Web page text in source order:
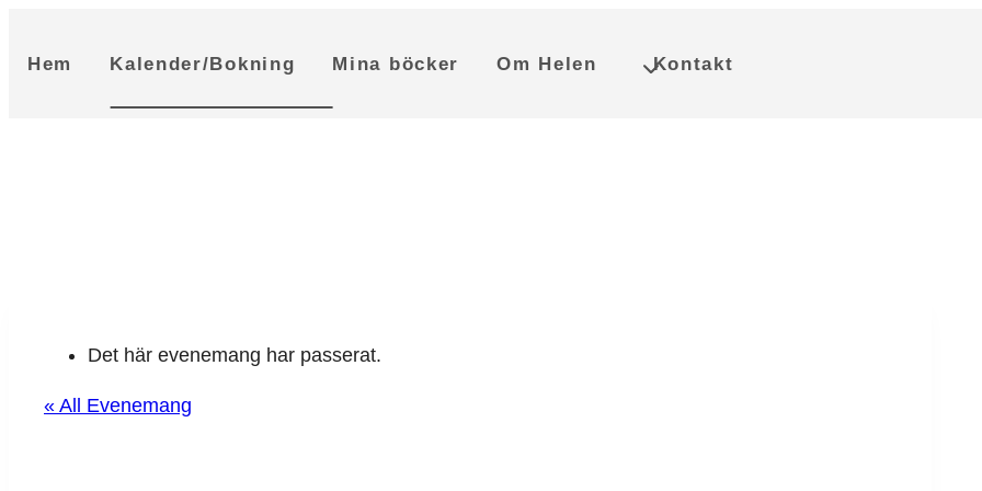
Hem Kalender/Bokning Mina böcker Om Helen Kontakt
Det här evenemang har passerat.
« All Evenemang